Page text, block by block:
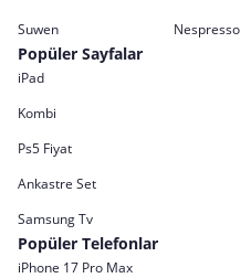
Suwen
Nespresso
Popüler Sayfalar
iPad
Kombi
Ps5 Fiyat
Ankastre Set
Samsung Tv
Popüler Telefonlar
iPhone 17 Pro Max